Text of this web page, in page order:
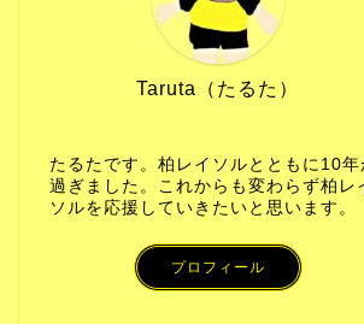
Taruta（たるた）
たるたです。柏レイソルとともに10年
過ぎました。これからも変わらず柏レ
ソルを応援していきたいと思います。
プロフィール